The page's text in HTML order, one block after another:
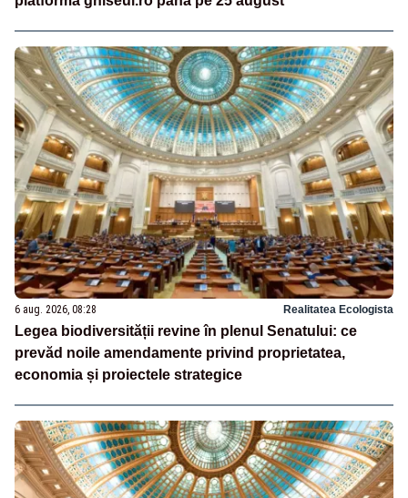
6 aug. 2026, 08:28 Realitatea Ecologista
Legea biodiversității revine în plenul Senatului: ce
prevăd noile amendamente privind proprietatea,
economia și proiectele strategice